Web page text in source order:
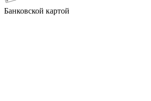
Банковской картой